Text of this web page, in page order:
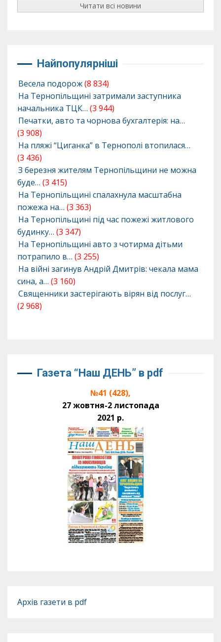
Читати всі новини
Найпопулярніші
Весела подорож(8 834)
На Тернопільщині затримали заступника
начальника ТЦК… (3 944)
Печатки, авто та чорнова бухгалтерія: на…
(3 908)
На пляжі “Циганка” в Тернополі втопилася…
(3 436)
З березня жителям Тернопільщини не можна
буде… (3 415)
На Тернопільщині спалахнула масштабна
пожежа на… (3 363)
На Тернопільщині під час пожежі житлового
будинку… (3 347)
На Тернопільщині авто з чотирма дітьми
потрапило в… (3 255)
На війні загинув Андрій Дмитрів: чекала мама
сина, а… (3 160)
Священники застерігають вірян від послуг…
(2 968)
Газета “Наш ДЕНЬ” в pdf
№41 (428),
27 жовтня-2 листопада
2021 р.
Архів газети в pdf